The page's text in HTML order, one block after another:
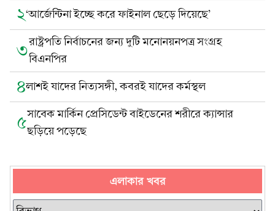
২‘আর্জেন্টিনা ইচ্ছে করে ফাইনাল ছেড়ে দিয়েছে’
৩রাষ্ট্রপতি নির্বাচনের জন্য দুটি মনোনয়নপত্র সংগ্রহ
বিএনপির
৪লাশই যাদের নিত্যসঙ্গী, কবরই যাদের কর্মস্থল
৫সাবেক মার্কিন প্রেসিডেন্ট বাইডেনের শরীরে ক্যান্সার
ছড়িয়ে পড়েছে
এলাকার খবর